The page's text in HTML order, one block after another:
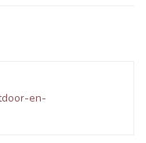
en-